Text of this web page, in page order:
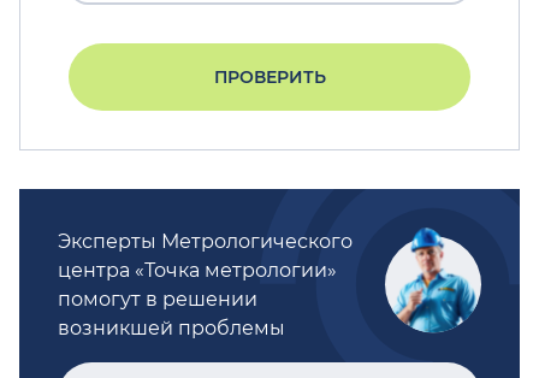
ПРОВЕРИТЬ
Эксперты Метрологического
центра «Точка метрологии»
помогут в решении
возникшей проблемы